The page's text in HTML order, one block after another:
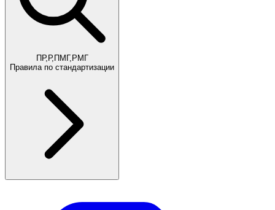
ПР,Р,ПМГ,РМГ
Правила по стандартизации